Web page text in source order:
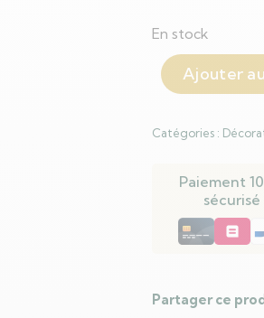
En stock
Ajouter
Catégories :
Paiement
sécurisé
Partager ce